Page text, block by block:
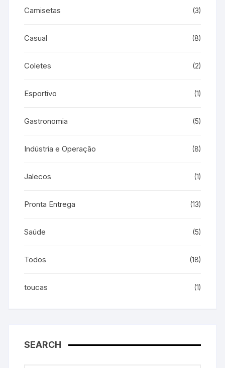
Camisetas (3)
Casual (8)
Coletes (2)
Esportivo (1)
Gastronomia (5)
Indústria e Operação (8)
Jalecos (1)
Pronta Entrega (13)
Saúde (5)
Todos (18)
toucas (1)
SEARCH